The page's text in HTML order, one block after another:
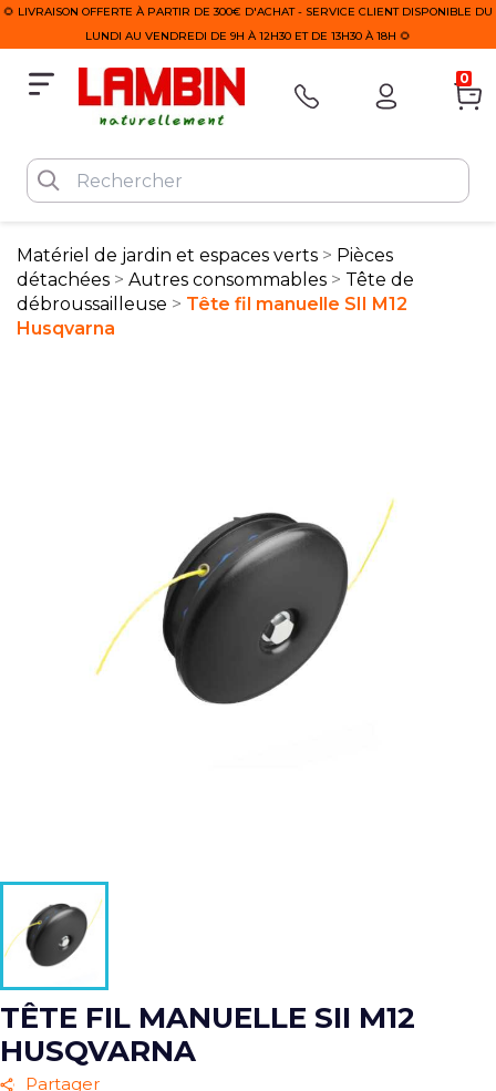
🌻 LIVRAISON OFFERTE À PARTIR DE 300€ D'ACHAT - SERVICE CLIENT DISPONIBLE DU
LUNDI AU VENDREDI DE 9H À 12H30 ET DE 13H30 À 18H 🌻
0
Matériel de jardin et espaces verts
Pièces
détachées
Autres consommables
Tête de
débroussailleuse
Tête fil manuelle SII M12
Husqvarna
TÊTE FIL MANUELLE SII M12
HUSQVARNA
Partager